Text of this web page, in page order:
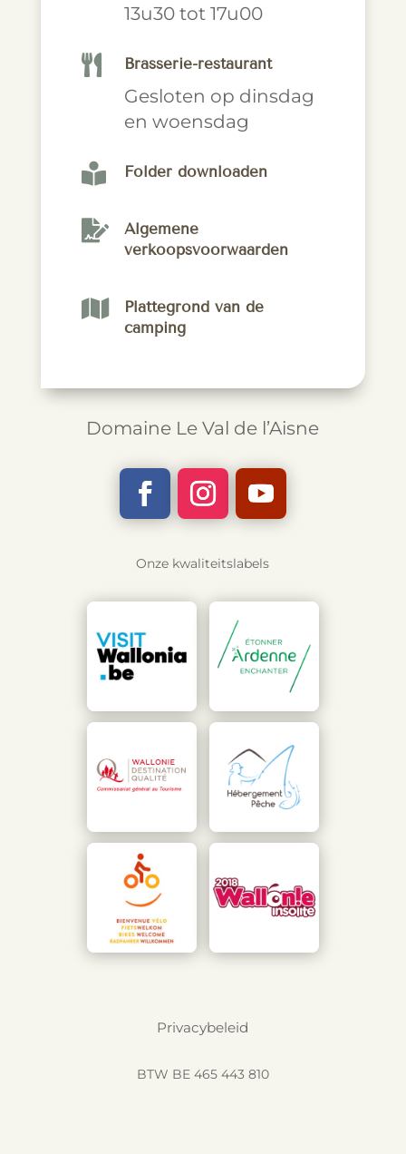
13u30 tot 17u00
 Brasserie-restaurant
Gesloten op dinsdag
en woensdag
 Folder downloaden

Algemene
verkoopsvoorwaarden

Plattegrond van de
camping
Domaine Le Val de l’Aisne
Onze kwaliteitslabels
Privacybeleid
BTW BE 465 443 810